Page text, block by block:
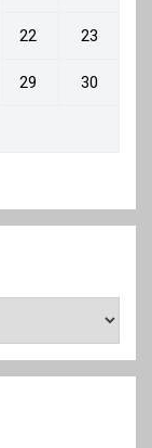
22 23
29 30